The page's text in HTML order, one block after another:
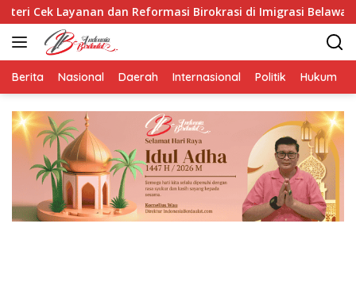
Langsung
ke
konten
Reformasi Birokrasi di Imigrasi Belawan BRIN
Berita Nasional Daerah Internasional Politik Hukum